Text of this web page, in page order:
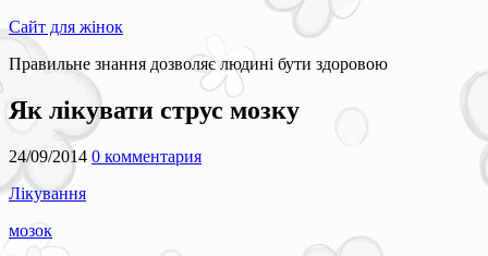
Сайт для жінок
Правильне знання дозволяє людині бути здоровою
Як лікувати струс мозку
24/09/2014 0 комментария
Лікування
мозок